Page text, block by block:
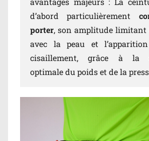
d’abord particulièrement
porter, son amplitude
avec la peau et
cisaillement, grâce à la
optimale du poids et de la